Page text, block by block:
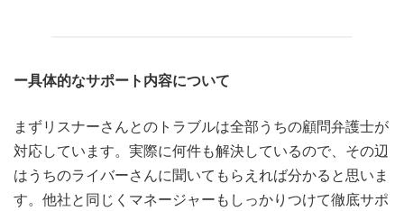
ー具体的なサポート内容について
まずリスナーさんとのトラブルは全部うちの顧問弁護士が
対応しています。実際に何件も解決しているので、その辺
はうちのライバーさんに聞いてもらえれば分かると思いま
す。他社と同じくマネージャーもしっかりつけて徹底サポ